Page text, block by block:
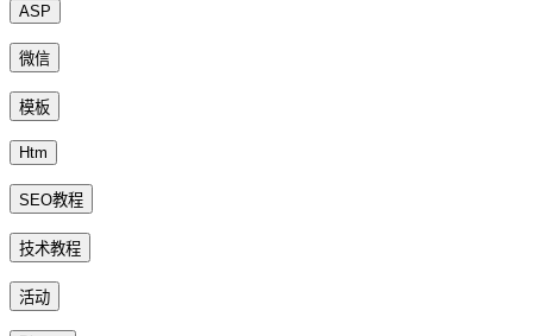
ASP
微信
模板
Htm
SEO教程
技术教程
活动